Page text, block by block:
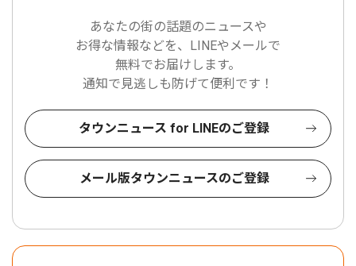
あなたの街の話題のニュースや
お得な情報などを、LINEやメールで
無料でお届けします。
通知で見逃しも防げて便利です！
タウンニュース for LINEのご登録
メール版タウンニュースのご登録